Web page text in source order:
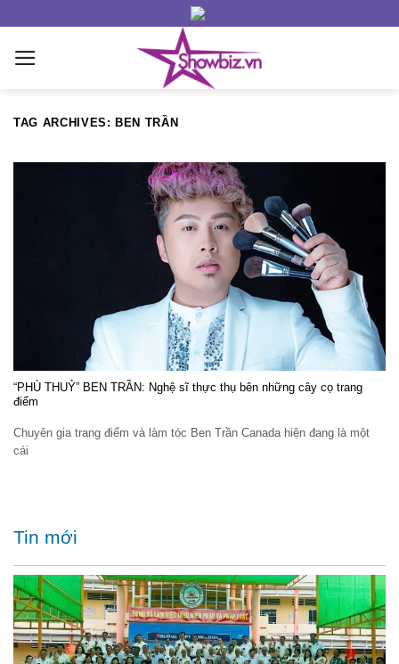
content
TAG ARCHIVES: BEN TRẦN
“PHÙ THUỶ” BEN TRẦN: Nghệ sĩ thực thụ bên những cây cọ trang
điểm
Chuyên gia trang điểm và làm tóc Ben Trần Canada hiện đang là một
cái
Tin mới